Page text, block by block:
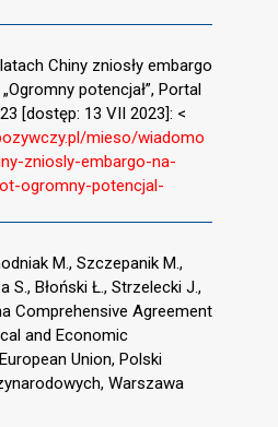
Chiny zniosły embargo
potencjał”, Portal
[dostęp: 13 VII 2023]: <
mieso/wiadomo
zniosly-embargo-na-
ogromny-potencjal-
M., Szczepanik M.,
S., Błoński Ł., Strzelecki J.,
Comprehensive Agreement
and Economic
Union, Polski
Warszawa